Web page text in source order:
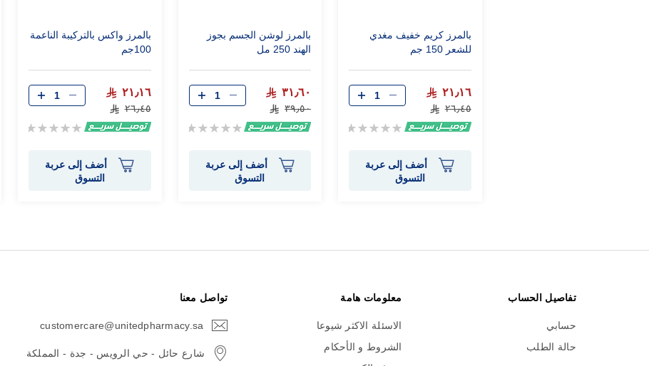
بالمرز كريم خفيف مغدي
للشعر 150 جم
٢١٫١٦
٢٦٫٤٥
Rating:
أضف إلى عربة
التسوق
بالمرز لوشن الجسم بجوز
الهند 250 مل
٣١٫٦٠
٣٩٫٥٠
Rating:
أضف إلى عربة
التسوق
بالمرز واكس بالتركيبة الناعمة
100جم
٢١٫١٦
٢٦٫٤٥
Rating:
أضف إلى عربة
التسوق
تفاصيل الحساب
حسابي
حالة الطلب
معلومات هامة
الاسئلة الاكثر شيوعا
الشروط و الأحكام
تواصل معنا
customercare@unitedpharmacy.sa
شارع حائل - حي الرويس - جدة - المملكة